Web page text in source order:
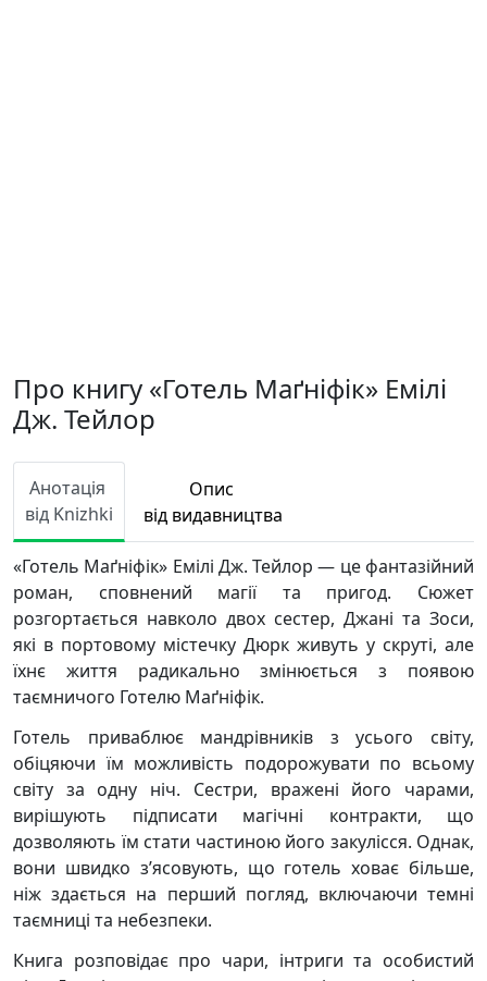
Про книгу «Готель Маґніфік» Емілі
Дж. Тейлор
Анотація
від Knizhki
Опис
від видавництва
«Готель Маґніфік» Емілі Дж. Тейлор — це фантазійний
роман, сповнений магії та пригод. Сюжет
розгортається навколо двох сестер, Джані та Зоси,
які в портовому містечку Дюрк живуть у скруті, але
їхнє життя радикально змінюється з появою
таємничого Готелю Маґніфік.
Готель приваблює мандрівників з усього світу,
обіцяючи їм можливість подорожувати по всьому
світу за одну ніч. Сестри, вражені його чарами,
вирішують підписати магічні контракти, що
дозволяють їм стати частиною його закулісся. Однак,
вони швидко з’ясовують, що готель ховає більше,
ніж здається на перший погляд, включаючи темні
таємниці та небезпеки.
Книга розповідає про чари, інтриги та особистий